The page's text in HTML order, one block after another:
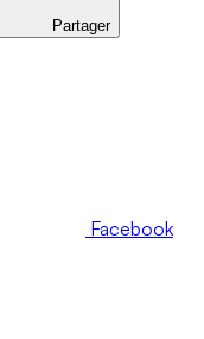
Partager
Facebook